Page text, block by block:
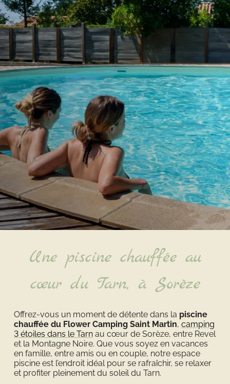
Une piscine chauffée au
cœur du Tarn, à Sorèze
Offrez-vous un moment de détente dans la piscine
chauffée du Flower Camping Saint Martin, camping
3 étoiles dans le Tarnau cœur de Sorèze, entre Revel
et la Montagne Noire. Que vous soyez en vacances
en famille, entre amis ou en couple, notre espace
piscine est l’endroit idéal pour se rafraîchir, se relaxer
et profiter pleinement du soleil du Tarn.